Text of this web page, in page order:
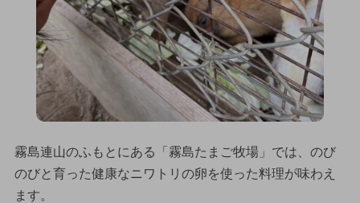
霧島連山のふもとにある「霧島たまご牧場」では、のび
のびと育った健康なニワトリの卵を使った料理が味わえ
ます。